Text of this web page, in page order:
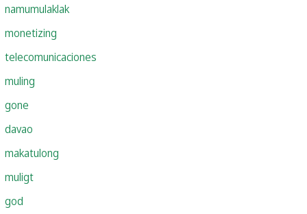
namumulaklak
monetizing
telecomunicaciones
muling
gone
davao
makatulong
muligt
god